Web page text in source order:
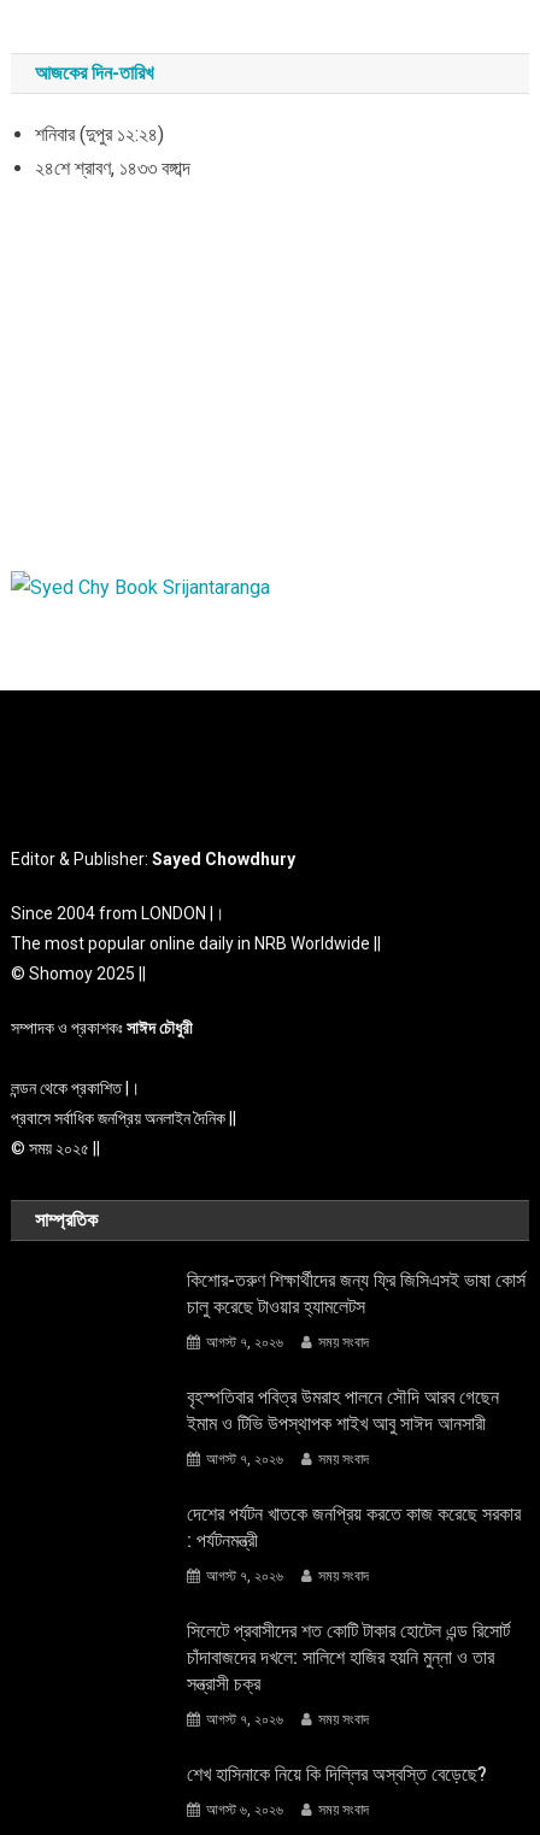
আজকের দিন-তারিখ
শনিবার (দুপুর ১২:২৪)
২৪শে শ্রাবণ, ১৪৩৩ বঙ্গাব্দ
Editor & Publisher:Sayed Chowdhury
Since 2004 from LONDON |।
The most popular online daily in NRB Worldwide ||
© Shomoy 2025 ||
সম্পাদক ও প্রকাশকঃসাঈদ চৌধুরী
লন্ডন থেকে প্রকাশিত |।
প্রবাসে সর্বাধিক জনপ্রিয় অনলাইন দৈনিক ||
© সময় ২০২৫ ||
সাম্প্রতিক
কিশোর-তরুণ শিক্ষার্থীদের জন্য ফ্রি জিসিএসই ভাষা কোর্স
চালু করেছে টাওয়ার হ্যামলেটস
আগস্ট ৭, ২০২৬ সময় সংবাদ
বৃহস্পতিবার পবিত্র উমরাহ পালনে সৌদি আরব গেছেন
ইমাম ও টিভি উপস্থাপক শাইখ আবু সাঈদ আনসারী
আগস্ট ৭, ২০২৬ সময় সংবাদ
দেশের পর্যটন খাতকে জনপ্রিয় করতে কাজ করেছে সরকার
: পর্যটনমন্ত্রী
আগস্ট ৭, ২০২৬ সময় সংবাদ
সিলেটে প্রবাসীদের শত কোটি টাকার হোটেল এন্ড রিসোর্ট
চাঁদাবাজদের দখলে: সালিশে হাজির হয়নি মুন্না ও তার
সন্ত্রাসী চক্র
আগস্ট ৭, ২০২৬ সময় সংবাদ
শেখ হাসিনাকে নিয়ে কি দিল্লির অস্বস্তি বেড়েছে?
আগস্ট ৬, ২০২৬ সময় সংবাদ